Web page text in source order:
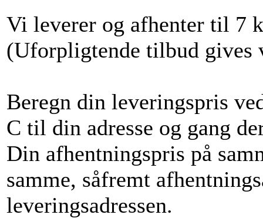
Vi leverer og afhenter til 7
(Uforpligtende tilbud gives
Beregn din leveringspris
C til din adresse og gang
Din afhentningspris på
samme, såfremt
leveringsadressen.